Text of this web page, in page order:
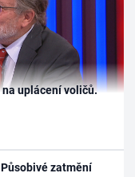
uplácení voličů.
zatmění